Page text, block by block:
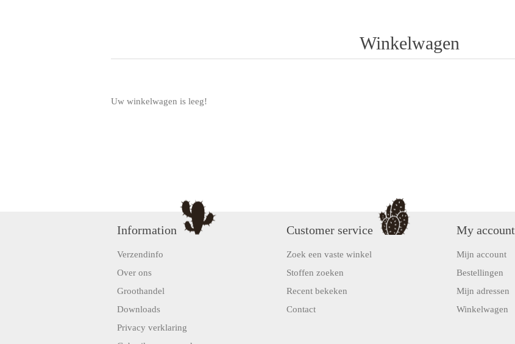
Winkelwagen
Uw winkelwagen is leeg!
Information
Verzendinfo
Over ons
Groothandel
Downloads
Privacy verklaring
Customer service
Zoek een vaste winkel
Stoffen zoeken
Recent bekeken
Contact
My account
Mijn account
Bestellingen
Mijn adressen
Winkelwagen